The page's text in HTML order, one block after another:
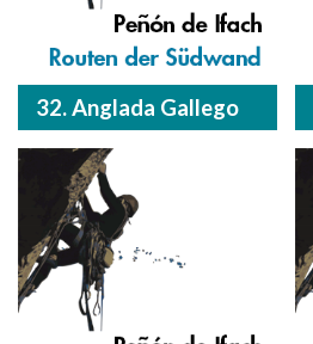
32. Anglada Gallego